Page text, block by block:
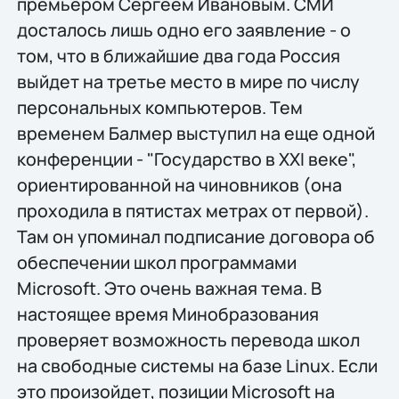
досталось лишь одно его заявление - о
том, что в ближайшие два года Россия
выйдет на третье место в мире по числу
персональных компьютеров. Тем
временем Балмер выступил на еще одной
конференции - "Государство в XXI веке",
ориентированной на чиновников (она
проходила в пятистах метрах от первой).
Там он упоминал подписание договора об
обеспечении школ программами
Microsoft. Это очень важная тема. В
настоящее время Минобразования
проверяет возможность перевода школ
на свободные системы на базе Linux. Если
это произойдет, позиции Microsoft на